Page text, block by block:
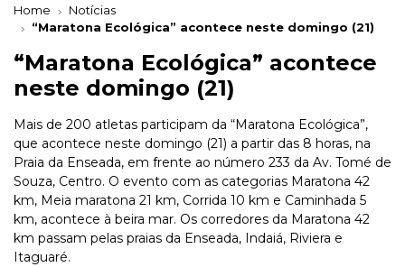
Home
Notícias
“Maratona Ecológica” acontece neste domingo (21)
“Maratona Ecológica” acontece
neste domingo (21)
Mais de 200 atletas participam da “Maratona Ecológica”,
que acontece neste domingo (21) a partir das 8 horas, na
Praia da Enseada, em frente ao número 233 da Av. Tomé de
Souza, Centro. O evento com as categorias Maratona 42
km, Meia maratona 21 km, Corrida 10 km e Caminhada 5
km, acontece à beira mar. Os corredores da Maratona 42
km passam pelas praias da Enseada, Indaiá, Riviera e
Itaguaré.